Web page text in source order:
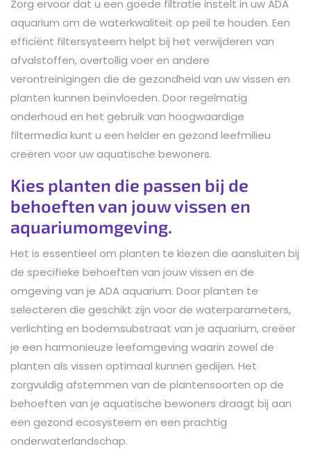
Zorg ervoor dat u een goede filtratie instelt in uw ADA
aquarium om de waterkwaliteit op peil te houden. Een
efficiënt filtersysteem helpt bij het verwijderen van
afvalstoffen, overtollig voer en andere
verontreinigingen die de gezondheid van uw vissen en
planten kunnen beïnvloeden. Door regelmatig
onderhoud en het gebruik van hoogwaardige
filtermedia kunt u een helder en gezond leefmilieu
creëren voor uw aquatische bewoners.
Kies planten die passen bij de
behoeften van jouw vissen en
aquariumomgeving.
Het is essentieel om planten te kiezen die aansluiten bij
de specifieke behoeften van jouw vissen en de
omgeving van je ADA aquarium. Door planten te
selecteren die geschikt zijn voor de waterparameters,
verlichting en bodemsubstraat van je aquarium, creëer
je een harmonieuze leefomgeving waarin zowel de
planten als vissen optimaal kunnen gedijen. Het
zorgvuldig afstemmen van de plantensoorten op de
behoeften van je aquatische bewoners draagt bij aan
een gezond ecosysteem en een prachtig
onderwaterlandschap.